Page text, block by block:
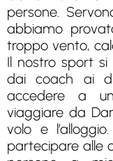
persone.
abbiamo
troppo vento,
Il nostro sport
dai coach ai
accedere a
viaggiare da
volo e
partecipare alle